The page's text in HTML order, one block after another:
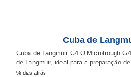
Cuba de
Cuba de Langmuir G4 O Microtrough
de Langmuir, ideal para a preparação
% dias atrás